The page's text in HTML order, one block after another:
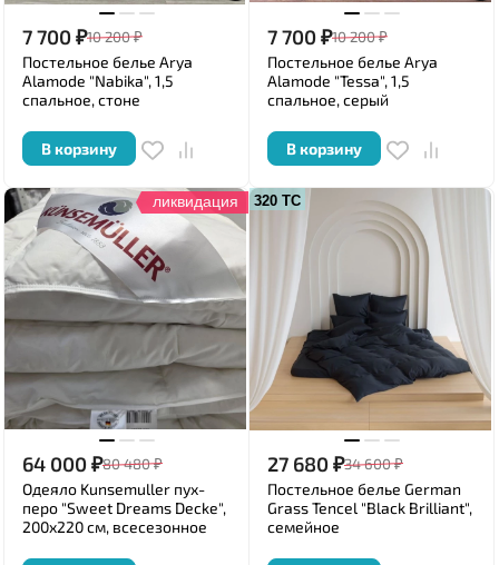
7 700₽10 200₽
Постельное белье Arya
Alamode "Nabika", 1,5
спальное, стоне
В корзину
7 700₽10 200₽
Постельное белье Arya
Alamode "Tessa", 1,5
спальное, серый
В корзину
ликвидация
64 000₽80 480₽
Одеяло Kunsemuller пух-
перо "Sweet Dreams Decke",
200x220 см, всесезонное
320 ТС
27 680₽34 600₽
Постельное белье German
Grass Tencel "Black Brilliant",
семейное